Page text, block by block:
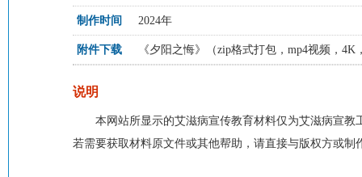
制作时间 2024年
附件下载 《夕阳之悔》（zip格式打包，mp4视频，4K
说明
本网站所显示的艾滋病宣传教育材料仅为艾滋病宣
若需要获取材料原文件或其他帮助，请直接与版权方或制